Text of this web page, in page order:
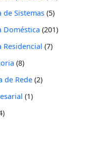
de Sistemas (5)
Doméstica (201)
Residencial (7)
(8)
de Rede (2)
(1)